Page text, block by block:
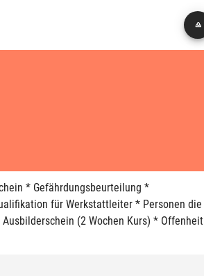
* Gefährdungsbeurteilung *
für Werkstattleiter * Personen die
(2 Wochen Kurs) * Offenheit